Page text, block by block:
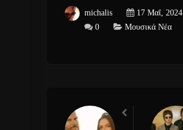
michalis
17 Μαΐ, 2024
0
Μουσικά Νέα